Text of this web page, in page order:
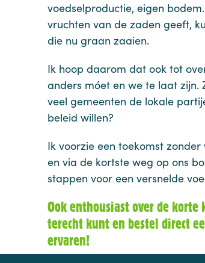
voedselproductie, eigen
vruchten van de zaden geeft,
die nu graan zaaien.
Ik hoop daarom dat ook tot
anders móet en we te laat
veel gemeenten de lokale
beleid willen?
Ik voorzie een toekomst
en via de kortste weg op ons
stappen voor een versnelde
Ook enthousiast over de korte
terecht kunt en bestel direct
ervaren!